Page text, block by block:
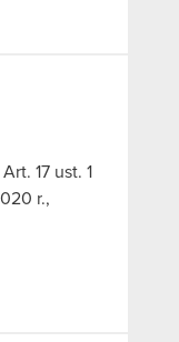
17 ust. 1
r.,